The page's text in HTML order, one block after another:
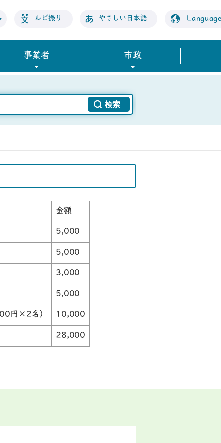
ルビ振り やさしい日本語 Language
事業者 市政
金額
5,000
5,000
3,000
5,000
円×2名） 10,000
28,000